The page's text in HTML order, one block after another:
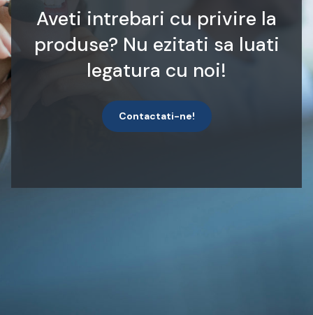
Aveti intrebari cu privire la
produse? Nu ezitati sa luati
legatura cu noi!
Contactati-ne!